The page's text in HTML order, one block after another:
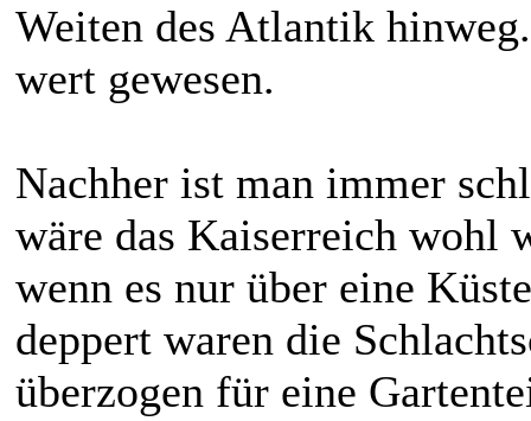
Weiten des Atlantik
wert gewesen.
Nachher ist man immer
wäre das Kaiserreich wohl
wenn es nur über eine
deppert waren die
überzogen für eine